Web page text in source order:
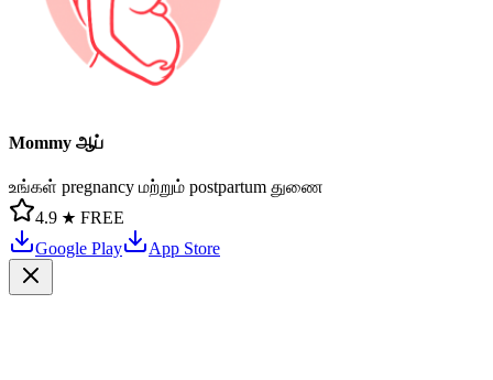
Mommy ஆப்
உங்கள் pregnancy மற்றும் postpartum துணை
4.9 ★ FREE
Google Play
App Store